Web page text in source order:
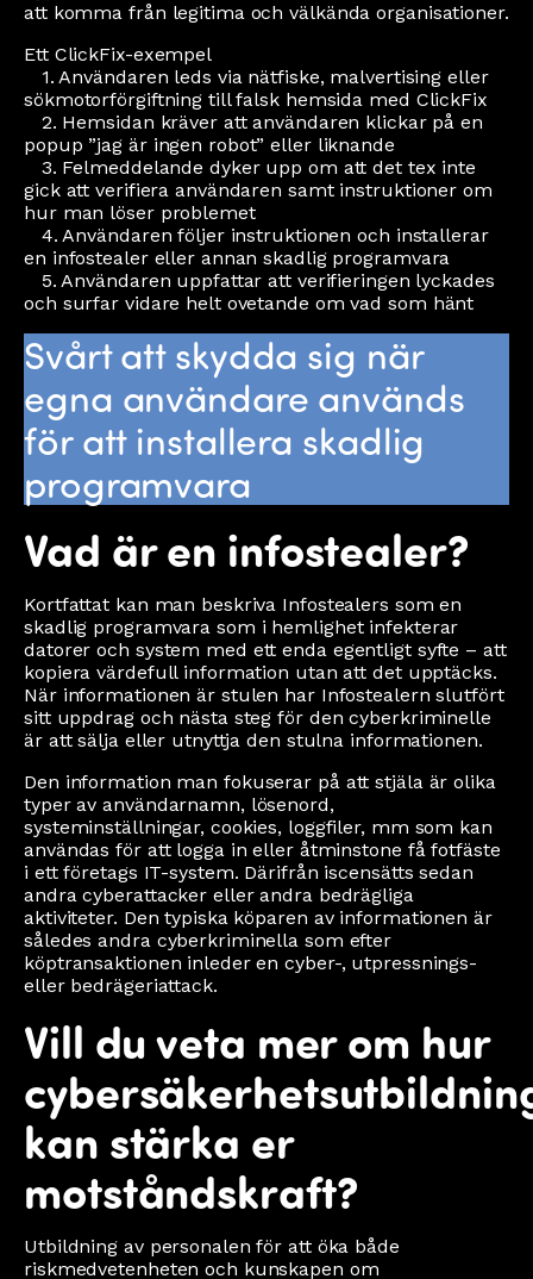
att komma från legitima och välkända organisationer.
Ett ClickFix-exempel
1. Användaren leds via nätfiske, malvertising eller
sökmotorförgiftning till falsk hemsida med ClickFix
2. Hemsidan kräver att användaren klickar på en
popup ”jag är ingen robot” eller liknande
3. Felmeddelande dyker upp om att det tex inte
gick att verifiera användaren samt instruktioner om
hur man löser problemet
4. Användaren följer instruktionen och installerar
en infostealer eller annan skadlig programvara
5. Användaren uppfattar att verifieringen lyckades
och surfar vidare helt ovetande om vad som hänt
Svårt att skydda sig när
egna användare används
för att installera skadlig
programvara
Vad är en infostealer?
Kortfattat kan man beskriva Infostealers som en
skadlig programvara som i hemlighet infekterar
datorer och system med ett enda egentligt syfte – att
kopiera värdefull information utan att det upptäcks.
När informationen är stulen har Infostealern slutfört
sitt uppdrag och nästa steg för den cyberkriminelle
är att sälja eller utnyttja den stulna informationen.
Den information man fokuserar på att stjäla är olika
typer av användarnamn, lösenord,
systeminställningar, cookies, loggfiler, mm som kan
användas för att logga in eller åtminstone få fotfäste
i ett företags IT-system. Därifrån iscensätts sedan
andra cyberattacker eller andra bedrägliga
aktiviteter. Den typiska köparen av informationen är
således andra cyberkriminella som efter
köptransaktionen inleder en cyber-, utpressnings-
eller bedrägeriattack.
Vill du veta mer om hur
kan stärka er
motståndskraft?
Utbildning av personalen för att öka både
riskmedvetenheten och kunskapen om